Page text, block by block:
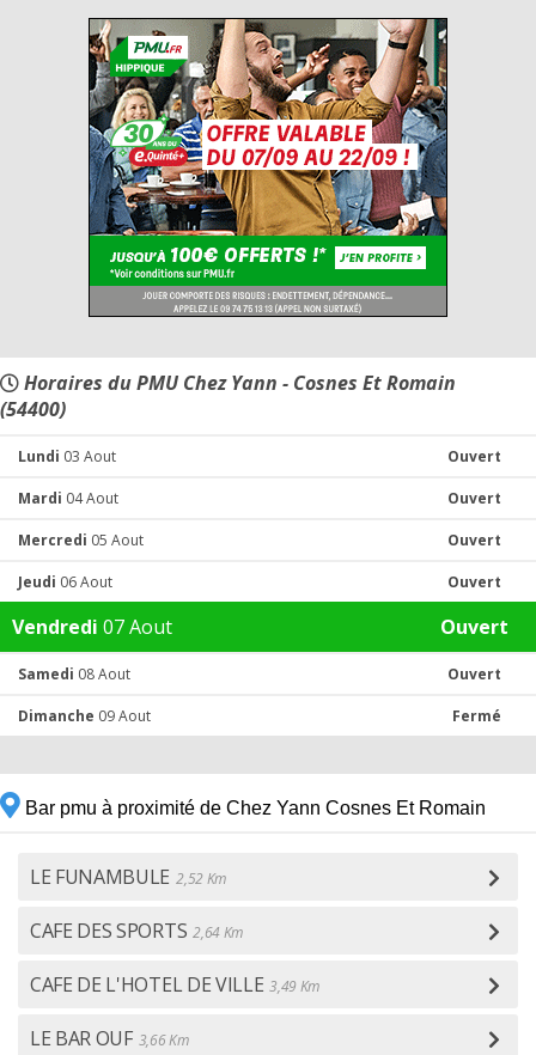
Horaires du PMU Chez Yann - Cosnes Et Romain
(54400)
Lundi 03 Aout Ouvert
Mardi 04 Aout Ouvert
Mercredi 05 Aout Ouvert
Jeudi 06 Aout Ouvert
Vendredi 07 Aout Ouvert
Samedi 08 Aout Ouvert
Dimanche 09 Aout Fermé
Bar pmu à proximité de Chez Yann Cosnes Et Romain
LE FUNAMBULE 2,52 Km
CAFE DES SPORTS 2,64 Km
CAFE DE L'HOTEL DE VILLE 3,49 Km
LE BAR OUF 3,66 Km